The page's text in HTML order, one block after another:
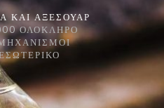
ΚΑΙ ΑΞΕΣΟΥΆΡ
ΟΛΌΚΛΗΡΟ